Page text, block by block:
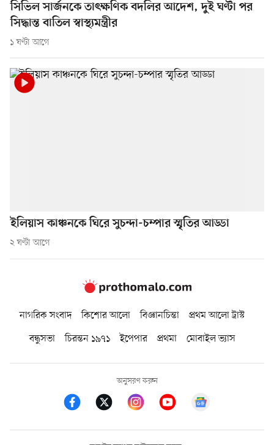
সিভিল সার্জনকে তাৎক্ষণিক বদলির আদেশ, দুই ঘণ্টা পর
সিদ্ধান্ত বাতিল স্বাস্থ্যমন্ত্রীর
১ ঘণ্টা আগে
ইলিয়াস কাঞ্চনকে ঘিরে সুচন্দা-চম্পার স্মৃতির আড্ডা
২ ঘণ্টা আগে
নাগরিক সংবাদ কিশোর আলো বিজ্ঞানচিন্তা
প্রথম আলো ট্রাস্ট
বন্ধুসভা
চিরন্তন ১৯৭১ ইপেপার প্রথমা মোবাইল ভ্যাস
অনুসরণ করুন